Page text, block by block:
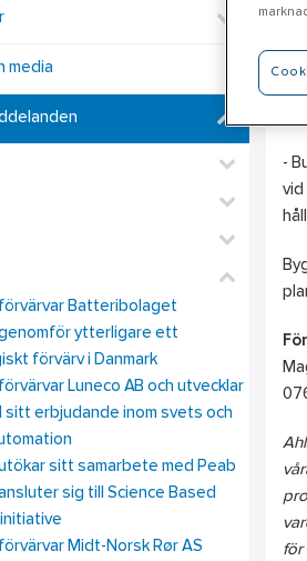
media
Batteribolaget
ytterligare ett
förvärv i Danmark
Luneco AB och utvecklar
sitt erbjudande inom svets och
sitt samarbete med Peab
sig till Science Based
initiative
Midt-Norsk Rør AS
-
vid
för